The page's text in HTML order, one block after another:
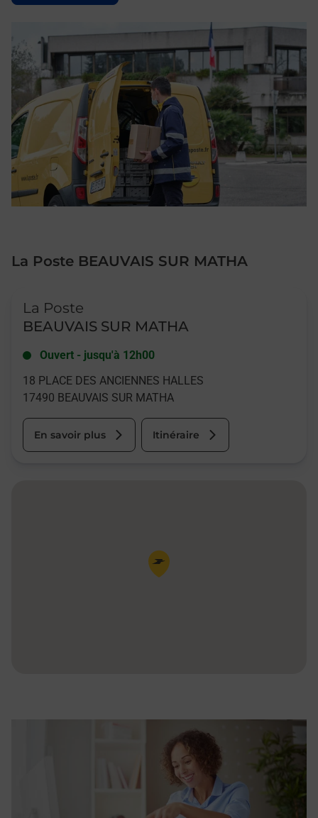
La Poste BEAUVAIS SUR MATHA
La Poste
BEAUVAIS SUR MATHA
Ouvert - jusqu'à 12h00
18 PLACE DES ANCIENNES HALLES
17490 BEAUVAIS SUR MATHA
En savoir plus Itinéraire
Pin de la carte